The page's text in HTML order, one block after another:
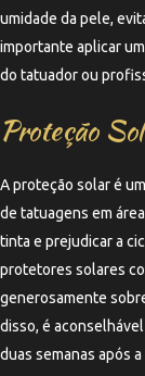
umidade da pele,
importante aplicar
do tatuador ou
Proteção
A proteção solar é
de tatuagens em
tinta e prejudicar a
protetores solares
generosamente
disso, é
duas semanas após